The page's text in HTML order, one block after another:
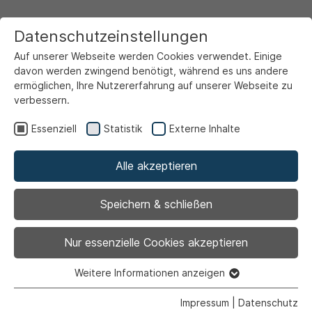
„Fair-Play-Verbindet!“
startet wieder durch
Datenschutzeinstellungen
Auf unserer Webseite werden Cookies verwendet. Einige
davon werden zwingend benötigt, während es uns andere
ermöglichen, Ihre Nutzererfahrung auf unserer Webseite zu
verbessern.
Essenziell Statistik Externe Inhalte
Alle akzeptieren
Speichern & schließen
Nur essenzielle Cookies akzeptieren
Essenzielle Cookies werden für grundlegende Funktionen
Weitere Informationen anzeigen
Impressum Datenschutz